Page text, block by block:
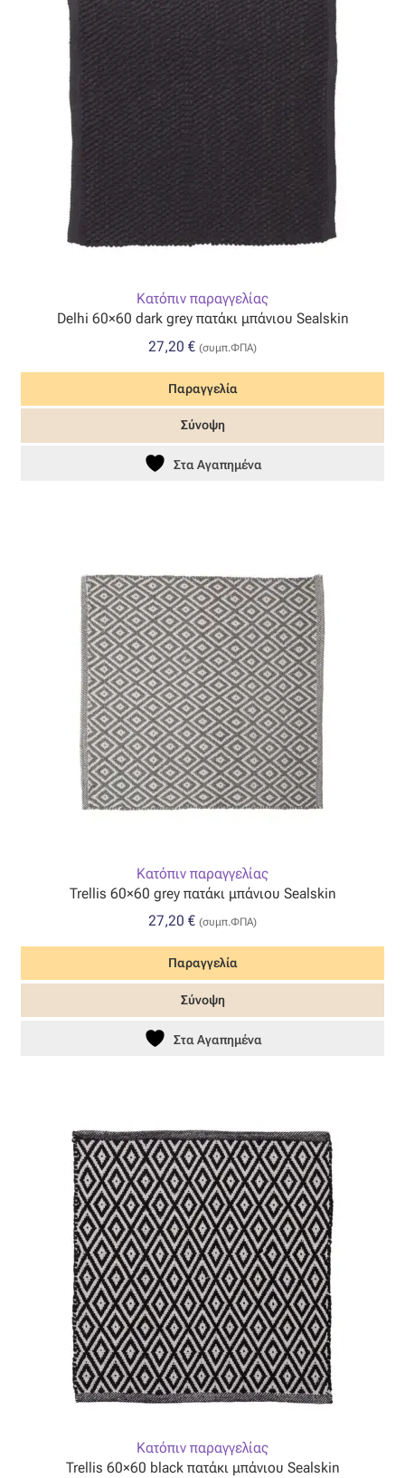
Κατόπιν παραγγελίας
Delhi 60×60 dark grey πατάκι μπάνιου Sealskin
27,20 € (συμπ.ΦΠΑ)
Παραγγελία
Σύνοψη
Στα Αγαπημένα
Κατόπιν παραγγελίας
Trellis 60×60 grey πατάκι μπάνιου Sealskin
27,20 € (συμπ.ΦΠΑ)
Παραγγελία
Σύνοψη
Στα Αγαπημένα
Κατόπιν παραγγελίας
Trellis 60×60 black πατάκι μπάνιου Sealskin